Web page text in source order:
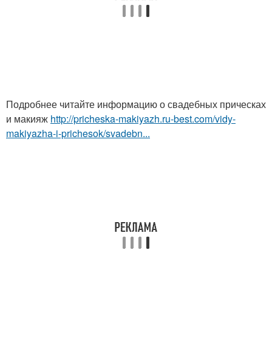
Подробнее читайте информацию о свадебных прическах
и макияж http://pricheska-makiyazh.ru-best.com/vidy-
makiyazha-i-prichesok/svadebn...